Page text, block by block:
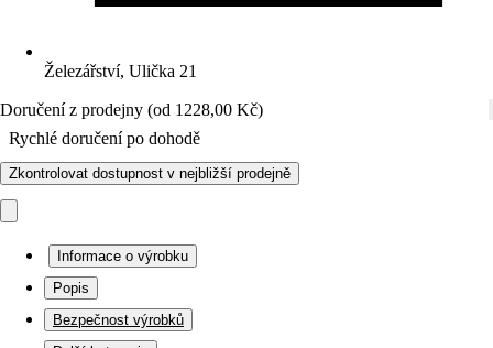
Železářství, Ulička 21
Doručení z prodejny (od 1228,00 Kč)
Rychlé doručení po dohodě
Zkontrolovat dostupnost v nejbližší prodejně
Informace o výrobku
Popis
Bezpečnost výrobků